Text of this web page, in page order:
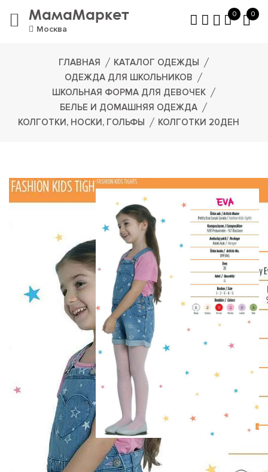
МамаМаркет
Москва
0 0
ГЛАВНАЯ
КАТАЛОГ ОДЕЖДЫ
ОДЕЖДА ДЛЯ ШКОЛЬНИКОВ
ШКОЛЬНАЯ ФОРМА ДЛЯ ДЕВОЧЕК
БЕЛЬЕ И ДОМАШНЯЯ ОДЕЖДА
КОЛГОТКИ, НОСКИ, ГОЛЬФЫ
КОЛГОТКИ 20ДЕН